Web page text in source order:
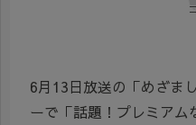
6月13日放送の「めざま
ーで「話題！プレミア